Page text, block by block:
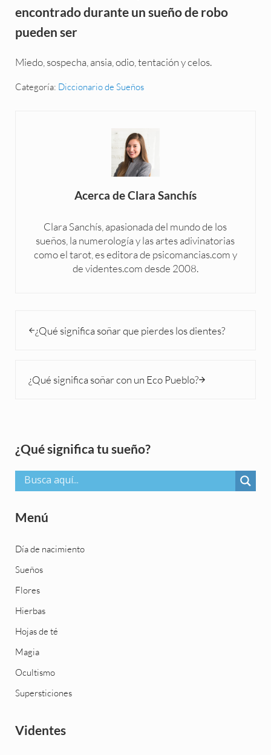
encontrado durante un sueño de robo
pueden ser
Miedo, sospecha, ansia, odio, tentación y celos.
Categoría: Diccionario de Sueños
Acerca deClara Sanchís
Clara Sanchís, apasionada del mundo de los
sueños, la numerología y las artes adivinatorias
como el tarot, es editora de psicomancias.com y
de videntes.com desde 2008.
¿Qué significa soñar que pierdes los dientes?
¿Qué significa soñar con un Eco Pueblo?
Sidebar
¿Qué significa tu sueño?
Menú
Día de nacimiento
Sueños
Flores
Hierbas
Hojas de té
Magia
Ocultismo
Supersticiones
Videntes